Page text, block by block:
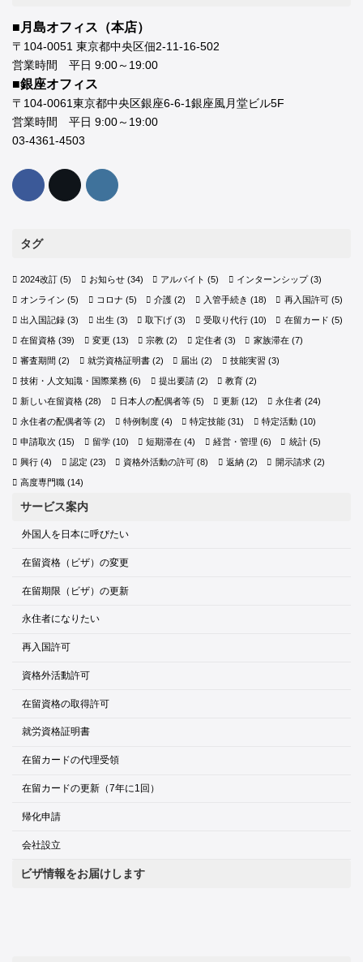
■月島オフィス（本店）
〒104-0051 東京都中央区佃2-11-16-502
営業時間 平日 9:00～19:00
■銀座オフィス
〒104-0061東京都中央区銀座6-6-1銀座風月堂ビル5F
営業時間 平日 9:00～19:00
03-4361-4503
タグ
2024改訂 (5) お知らせ(34) アルバイト (5) インターンシップ(3)
オンライン (5) コロナ (5) 介護 (2) 入管手続き (18) 再入国許可(5)
出入国記録 (3) 出生 (3) 取下げ (3) 受取り代行(10) 在留カード (5)
在留資格 (39) 変更 (13) 宗教 (2) 定住者(3) 家族滞在(7)
審査期間 (2) 就労資格証明書(2) 届出 (2) 技能実習 (3)
技術・人文知識・国際業務 (6) 提出要請(2) 教育 (2)
新しい在留資格 (28) 日本人の配偶者等(5) 更新 (12) 永住者(24)
永住者の配偶者等 (2) 特例制度(4) 特定技能 (31) 特定活動(10)
申請取次 (15) 留学(10) 短期滞在 (4) 経営・管理 (6) 統計(5)
興行 (4) 認定 (23) 資格外活動の許可 (8) 返納(2) 開示請求(2)
高度専門職 (14)
サービス案内
外国人を日本に呼びたい
在留資格（ビザ）の変更
在留期限（ビザ）の更新
永住者になりたい
再入国許可
資格外活動許可
在留資格の取得許可
就労資格証明書
在留カードの代理受領
在留カードの更新（7年に1回）
帰化申請
会社設立
ビザ情報をお届けします